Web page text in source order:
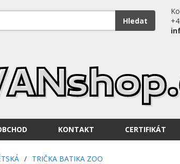
Hledat
KONTAKT CERTIFIKÁT
/ TRIČKA BATIKA ZOO